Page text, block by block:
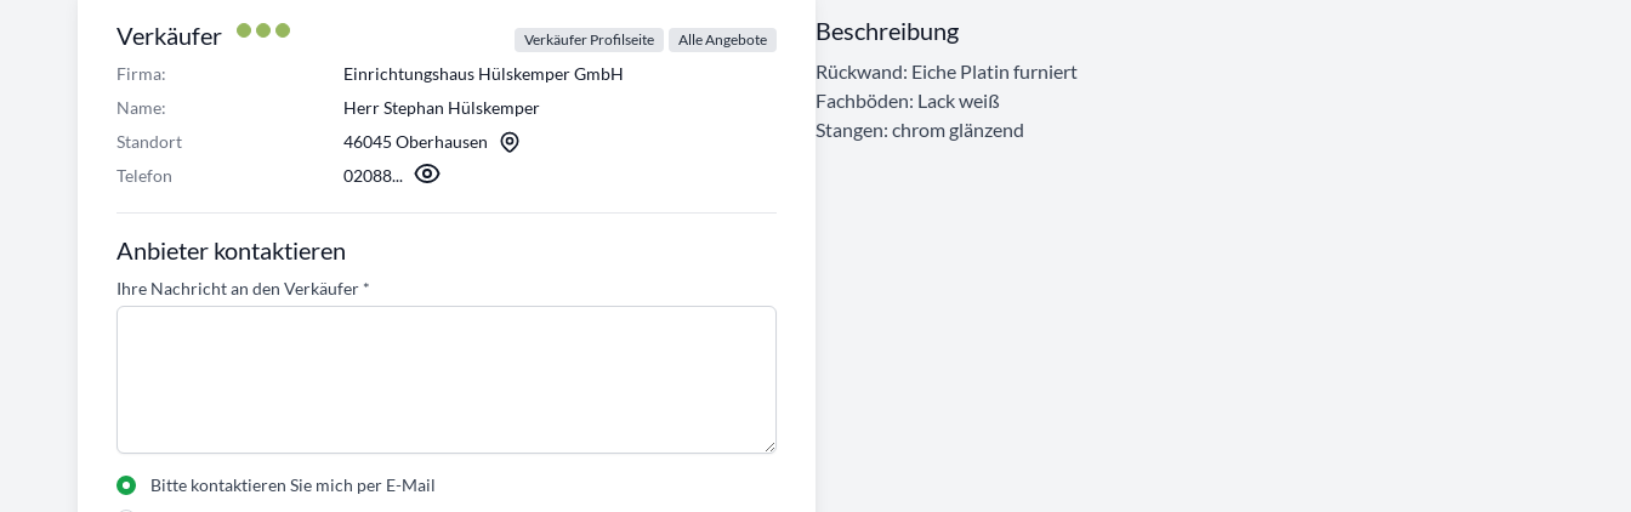
Verkäufer Verkäufer Profilseite Alle Angebote
Firma:
Einrichtungshaus Hülskemper GmbH
Name:
Herr Stephan Hülskemper
Standort
46045 Oberhausen
Telefon
02088...
Anbieter kontaktieren
Ihre Nachricht an den Verkäufer *
Bitte kontaktieren Sie mich per E-Mail
Beschreibung
Rückwand: Eiche Platin furniert
Fachböden: Lack weiß
Stangen: chrom glänzend